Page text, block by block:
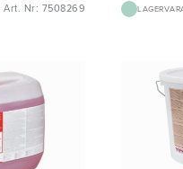
Art. Nr: 7508269